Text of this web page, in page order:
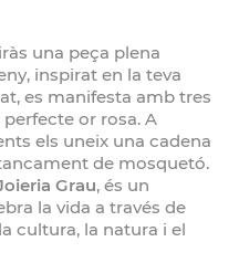
una peça plena
inspirat en la teva
es manifesta amb tres
or rosa. A
els uneix una cadena
de mosquetó.
Grau, és un
la vida a través de
cultura, la natura i el